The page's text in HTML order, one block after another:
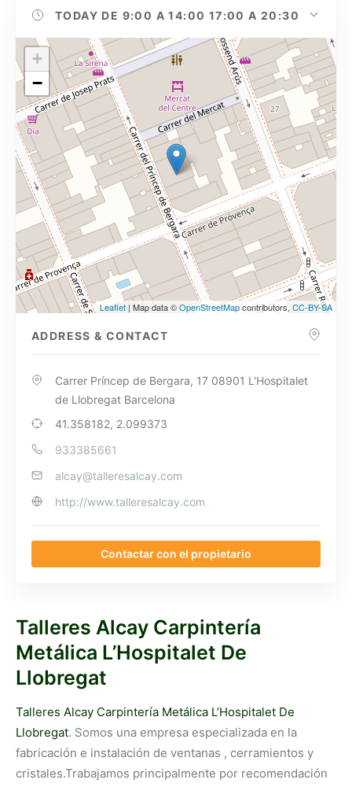
TODAY DE 9:00 A 14:00 17:00 A 20:30
+
−
Leaflet | Map data ©OpenStreetMapcontributors, CC-BY-SA
ADDRESS & CONTACT
Carrer Príncep de Bergara, 17 08901 L'Hospitalet
de Llobregat Barcelona
41.358182, 2.099373
933385661
alcay@talleresalcay.com
http://www.talleresalcay.com
Contactar con el propietario
Talleres Alcay Carpintería
Metálica L’Hospitalet De
Llobregat
Talleres Alcay Carpintería Metálica L’Hospitalet De
Llobregat. Somos una empresa especializada en la
fabricación e instalación de ventanas , cerramientos y
cristales.Trabajamos principalmente por recomendación